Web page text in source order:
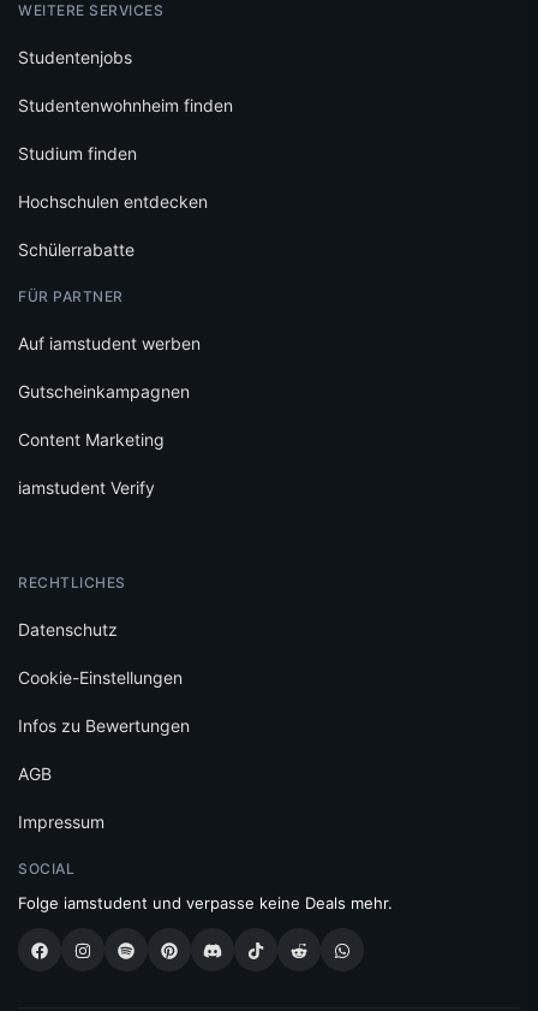
WEITERE SERVICES
Studentenjobs
Studentenwohnheim finden
Studium finden
Hochschulen entdecken
Schülerrabatte
FÜR PARTNER
Auf iamstudent werben
Gutscheinkampagnen
Content Marketing
iamstudent Verify
RECHTLICHES
Datenschutz
Cookie-Einstellungen
Infos zu Bewertungen
AGB
Impressum
SOCIAL
Folge iamstudent und verpasse keine Deals mehr.